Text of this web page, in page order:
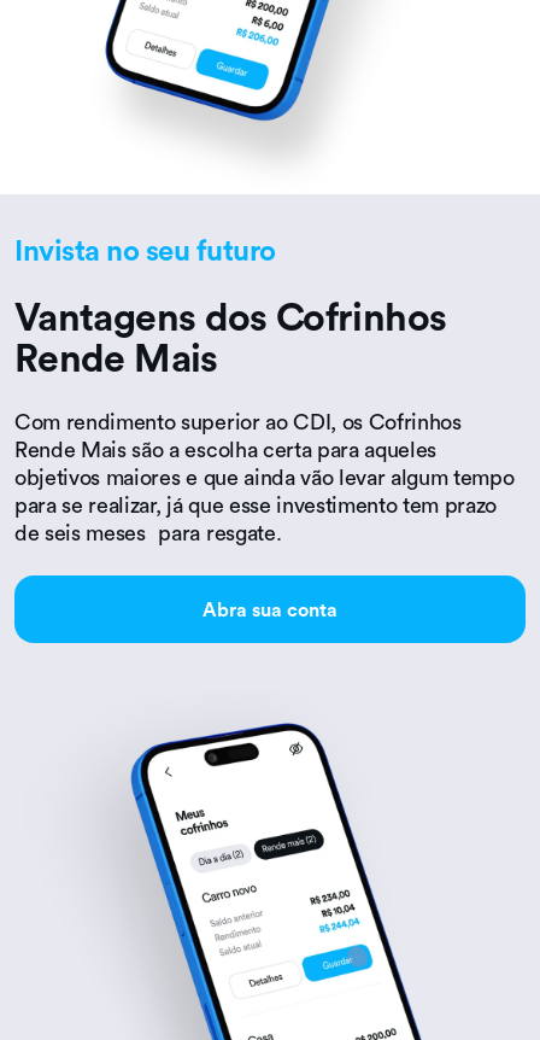
Invista no seu futuro
Vantagens dos Cofrinhos
Rende Mais
Com rendimento superior ao CDI, os Cofrinhos
Rende Mais são a escolha certa para aqueles
objetivos maiores e que ainda vão levar algum tempo
para se realizar, já que esse investimento tem prazo
de seis meses para resgate.
Abra sua conta